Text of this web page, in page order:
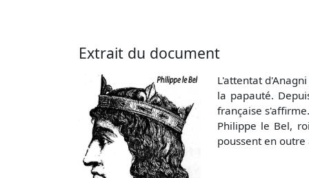
Extrait du document
L'attentat
la papauté.
française
Philippe le Bel,
poussent en